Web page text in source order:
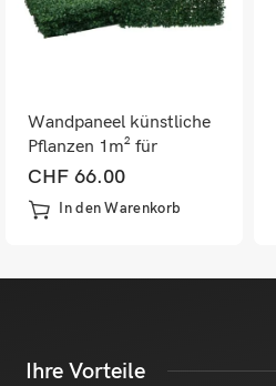
Wandpaneel künstliche
Pflanzen 1m² für
Terrasse & Balkon
CHF 66.00
In den Warenkorb
Ihre Vorteile